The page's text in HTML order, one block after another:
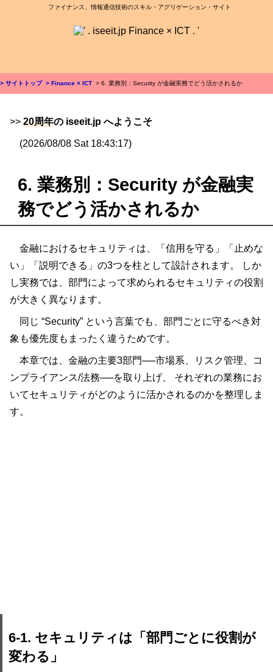
ファイナンス、情報通信技術のスキル・アグリゲーション・サイト
> サイトトップ > Finance × ICT > 6. 業務別：Security が金融実務でどう活かされるか
>> 20周年の iseeit.jp へようこそ
(2026/08/08 Sat 18:43:17)
6. 業務別：Security が金融実
務でどう活かされるか
金融におけるセキュリティは、「信用を守る」「止めな
い」「説明できる」の3つを柱として設計されます。 しか
し実務では、部門によって求められるセキュリティの役割
が大きく異なります。
同じ “Security” という言葉でも、部門ごとに守るべき対
象も優先度もまったく違うためです。
本章では、金融の主要3部門──市場系、リスク管理、コ
ンプライアンス/法務──を取り上げ、 それぞれの業務にお
いてセキュリティがどのように活かされるのかを整理しま
す。
6-1. セキュリティは「部門ごとに役割が
変わる」